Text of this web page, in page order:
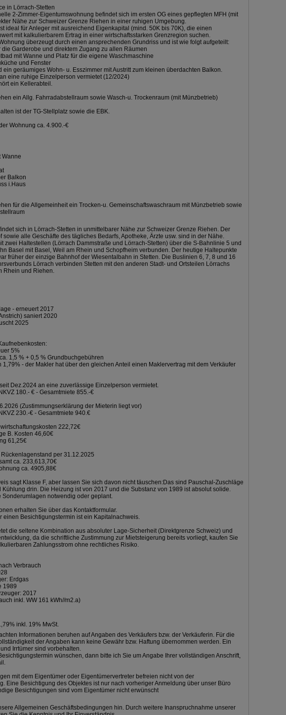
in Lörrach-Stetten
2-Zimmer-Eigentumswohnung befindet sich im ersten OG eines gepflegten MFH (mit
Nähe zur Schweizer Grenze Riehen in einer ruhigen Umgebung.
ideal für Anleger mit ausreichend Eigenkapital (mind. 50K bis 70K), die einen
mit kalkulierbarem Ertrag in einer wirtschaftsstarken Grenzregion suchen.
überzeugt durch einen ansprechenden Grundriss und ist wie folgt aufgeteilt:
die Garderobe und direktem Zugang zu allen Räumen
mit Wanne und Platz für die eigene Waschmaschine
und Fenster
ein geräumiges Wohn- u. Esszimmer mit Austritt zum kleinen überdachten Balkon.
eine ruhige Einzelperson vermietet (12/2024)
ein Kellerabteil.
ein Allg. Fahrradabstellraum sowie Wasch-u. Trockenraum (mit Münzbetrieb)
ist der TG-Stellplatz sowie die EBK.
Wohnung ca. 4.900.-€
Wanne
Balkon
i.Haus
für die Allgemeinheit ein Trocken-u. Gemeinschaftswaschraum mit Münzbetrieb sowie
sich in Lörrach-Stetten in unmittelbarer Nähe zur Schweizer Grenze Riehen. Der
sowie alle Geschäfte des tägliches Bedarfs, Apotheke, Ärzte usw. sind in der Nähe.
zwei Haltestellen (Lörrach Dammstraße und Lörrach-Stetten) über die S-Bahnlinie 5 und
Basel mit Basel, Weil am Rhein und Schopfheim verbunden. Der heutige Haltepunkte
früher der einzige Bahnhof der Wiesentalbahn in Stetten. Die Buslinien 6, 7, 8 und 16
Lörrach verbinden Stetten mit den anderen Stadt- und Ortsteilen Lörrachs
Rhein und Riehen.
- erneuert 2017
saniert 2020
2025
5%
1,5 % + 0,5 % Grundbuchgebühren
1,79% - der Makler hat über den gleichen Anteil einen Maklervertrag mit dem Verkäufer
Dez.2024 an eine zuverlässige Einzelperson vermietet.
180.- € - Gesamtmiete 855.-€
(Zustimmungserklärung der Mieterin liegt vor)
230.-€ - Gesamtmiete 940.€
222,72€
B. Kosten 46,60€
61,25€
per 31.12.2025
ca. 233,613,70€
ca. 4905,88€
sagt Klasse F, aber lassen Sie sich davon nicht täuschen:Das sind Pauschal-Zuschläge
Kühlung drin. Die Heizung ist von 2017 und die Substanz von 1989 ist absolut solide.
Sonderumlagen notwendig oder geplant.
erhalten Sie über das Kontaktformular.
einen Besichtigungstermin ist ein Kapitalnachweis.
die seltene Kombination aus absoluter Lage-Sicherheit (Direktgrenze Schweiz) und
da die schriftliche Zustimmung zur Mietsteigerung bereits vorliegt, kaufen Sie
Zahlungsstrom ohne rechtliches Risiko.
Verbrauch
Erdgas
1989
2017
inkl. WW 161 kWh//m2.a)
inkl. 19% MwSt.
Informationen beruhen auf Angaben des Verkäufers bzw. der Verkäuferin. Für die
der Angaben kann keine Gewähr bzw. Haftung übernommen werden. Ein
Irrtümer sind vorbehalten.
wünschen, dann bitte ich Sie um Angabe Ihrer vollständigen Anschrift,
mit dem Eigentümer oder Eigentümervertreter befreien nicht von der
Eine Besichtigung des Objektes ist nur nach vorheriger Anmeldung über unser Büro
Besichtigungen sind vom Eigentümer nicht erwünscht
Allgemeinen Geschäftsbedingungen hin. Durch weitere Inanspruchnahme unserer